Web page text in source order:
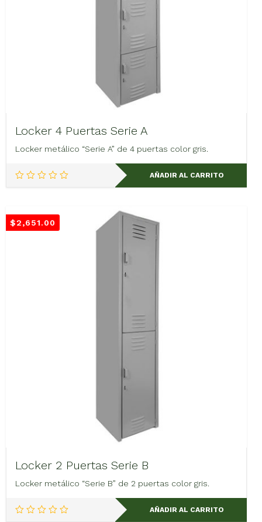
Locker 4 Puertas Serie A
Locker metálico “Serie A” de 4 puertas color gris.
AÑADIR AL CARRITO
$2,651.00
Locker 2 Puertas Serie B
Locker metálico “Serie B” de 2 puertas color gris.
AÑADIR AL CARRITO